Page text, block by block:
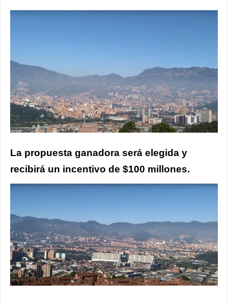
La propuesta ganadora será elegida y
recibirá un incentivo de $100 millones.